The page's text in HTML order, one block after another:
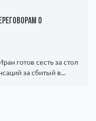
о
готов сесть за стол
за сбитый в...